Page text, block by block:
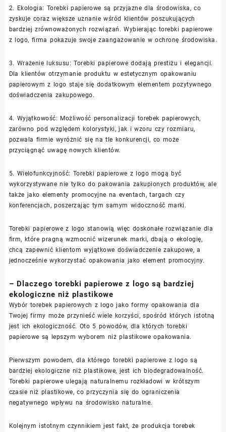
2. Ekologia: Torebki papierowe są przyjazne dla środowiska, co
zyskuje coraz większe uznanie wśród klientów poszukujących
bardziej zrównoważonych rozwiązań. Wybierając torebki papierowe
z logo, firma pokazuje swoje zaangażowanie w ochronę środowiska.
3. Wrażenie luksusu: Torebki papierowe dodają prestiżu i elegancji.
Dla klientów otrzymanie produktu w estetycznym opakowaniu
papierowym z logo staje się dodatkowym elementem pozytywnego
doświadczenia zakupowego.
4. Wyjątkowość: Możliwość personalizacji torebek papierowych,
zarówno pod względem kolorystyki, jak i wzoru czy rozmiaru,
pozwala firmie wyróżnić się na tle konkurencji, co może
przyciągnąć uwagę nowych klientów.
5. Wielofunkcyjność: Torebki papierowe z logo mogą być
wykorzystywane nie tylko do pakowania zakupionych produktów, ale
także jako elementy promocyjne na eventach, targach czy
konferencjach, poszerzając tym samym widoczność marki.
Torebki papierowe z logo stanowią więc doskonałe rozwiązanie dla
firm, które pragną wzmocnić wizerunek marki, dbają o ekologię,
chcą zapewnić klientom wyjątkowe doświadczenie zakupowe, a
jednocześnie wykorzystać opakowania jako element promocyjny.
– Dlaczego torebki papierowe z logo są bardziej
ekologiczne niż plastikowe
Wybór torebek papierowych z logo jako formy opakowania dla
Twojej firmy może przynieść wiele korzyści, spośród których istotną
jest ich ekologiczność. Oto 5 powodów, dla których torebki
papierowe są lepszym wyborem niż plastikowe opakowania.
Pierwszym powodem, dla którego torebki papierowe z logo są
bardziej ekologiczne niż plastikowe, jest ich biodegradowalność.
Torebki papierowe ulegają naturalnemu rozkładowi w krótszym
czasie niż plastikowe, co przyczynia się do ograniczenia
negatywnego wpływu na środowisko naturalne.
Kolejnym istotnym czynnikiem jest fakt, że produkcja torebek